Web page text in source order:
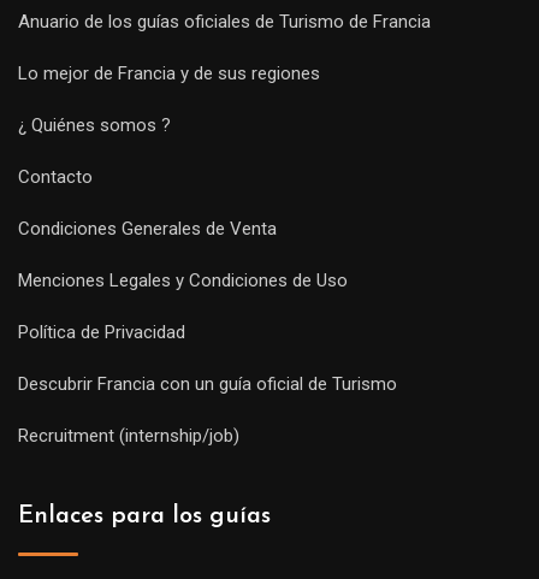
Anuario de los guías oficiales de Turismo de Francia
Lo mejor de Francia y de sus regiones
¿ Quiénes somos ?
Contacto
Condiciones Generales de Venta
Menciones Legales y Condiciones de Uso
Política de Privacidad
Descubrir Francia con un guía oficial de Turismo
Recruitment (internship/job)
Enlaces para los guías